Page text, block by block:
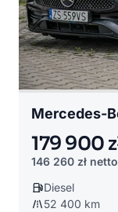
179 900
146 260 zł netto
Diesel
52 400 km